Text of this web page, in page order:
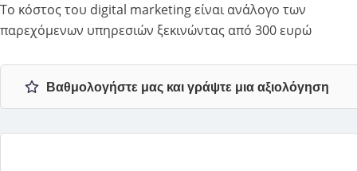
Το κόστος του digital marketing είναι ανάλογο των
παρεχόμενων υπηρεσιών ξεκινώντας από 300 ευρώ
Βαθμολογήστε μας και γράψτε μια αξιολόγηση